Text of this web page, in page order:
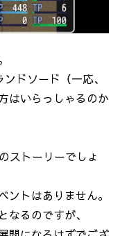
ドソード（一応、
はいらっしゃるのか
ストーリーでしょ
トはありません。
るのですが、